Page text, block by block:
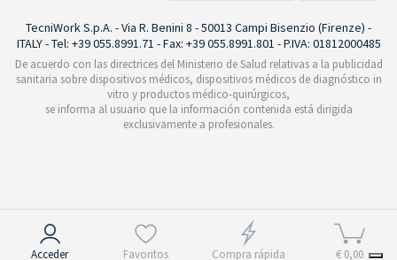
Acceder Favoritos Compra rápida € 0,00
TecniWork S.p.A. - Via R. Benini 8 - 50013 Campi Bisenzio (Firenze) -
ITALY - Tel: +39 055.8991.71 - Fax: +39 055.8991.801 - P.IVA: 01812000485
De acuerdo con las directrices del Ministerio de Salud relativas a la publicidad
sanitaria sobre dispositivos médicos, dispositivos médicos de diagnóstico in
vitro y productos médico-quirúrgicos,
se informa al usuario que la información contenida está dirigida
exclusivamente a profesionales.
Aviso en el momento de la recogida